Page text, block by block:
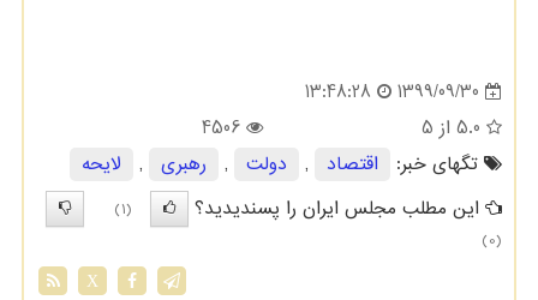
1399/09/30
13:48:28
5.0 از 5
4506
تگهای خبر:
اقتصاد , دولت , رهبری ,
لایحه
این مطلب مجلس ایران را پسندیدید؟
(1)
(0)
X